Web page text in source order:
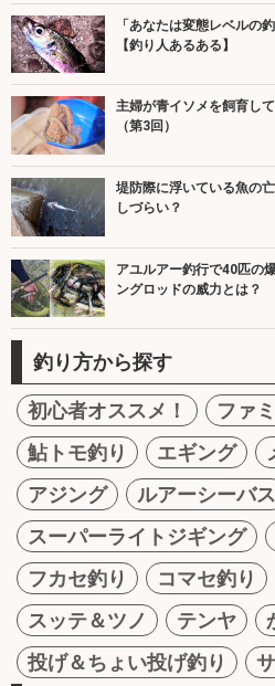
「あなたは変態レベルの
【釣り人あるある】
主婦が青イソメを飼育し
（第3回）
堤防際に浮いている魚の
しづらい？
アユルアー釣行で40匹の
ングロッドの威力とは？
釣り方から探す
初心者オススメ！
ファ
鮎トモ釣り
エギング
アジング
ルアーシーバス
スーパーライトジギング
フカセ釣り
コマセ釣り
スッテ＆ツノ
テンヤ
投げ＆ちょい投げ釣り